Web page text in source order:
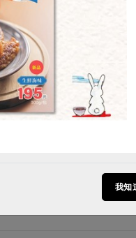
，經全日照三天，讓含水
、大豆自然發酵後，滋味
分滲入豆子中，帶來迷
於發酵槽內發酵半天至一
狀態，費工、費時，因此
好的關係，一起協助與幫
我知